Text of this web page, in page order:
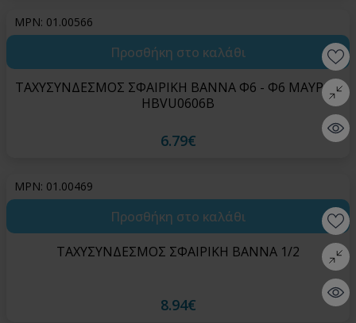
MPN: 01.00566
Quick
Προσθήκη στο καλάθι
ΤΑΧΥΣΥΝΔΕΣΜΟΣ ΣΦΑΙΡΙΚΗ ΒΑΝΝΑ Φ6 - Φ6 ΜΑΥΡΟ -
HBVU0606B
6.79€
MPN: 01.00469
Quick
Προσθήκη στο καλάθι
ΤΑΧΥΣΥΝΔΕΣΜΟΣ ΣΦΑΙΡΙΚΗ ΒΑΝΝΑ 1/2
8.94€